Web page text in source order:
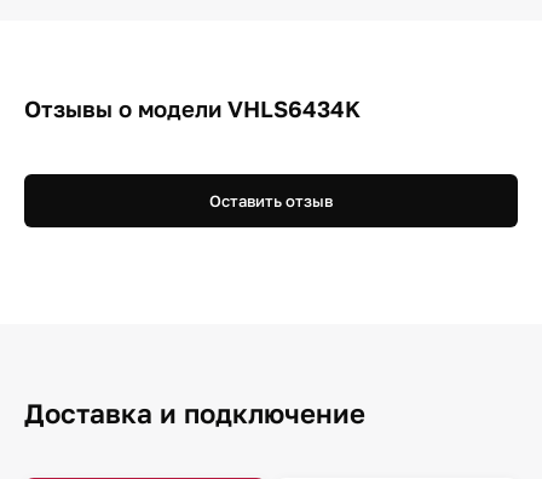
Отзывы о модели VHLS6434K
Оставить отзыв
Доставка и подключение